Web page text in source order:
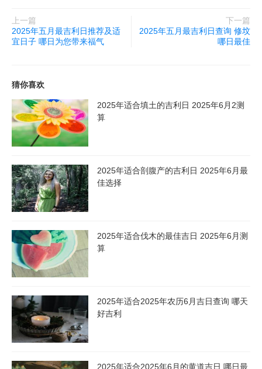
上一篇
2025年五月最吉利日推荐及适
宜日子 哪日为您带来福气
下一篇
2025年五月最吉利日查询 修坟
哪日最佳
猜你喜欢
2025年适合填土的吉利日 2025年6月2测
算
2025年适合剖腹产的吉利日 2025年6月最
佳选择
2025年适合伐木的最佳吉日 2025年6月测
算
2025年适合2025年农历6月吉日查询 哪天
好吉利
2025年适合2025年6月的黄道吉日 哪日最